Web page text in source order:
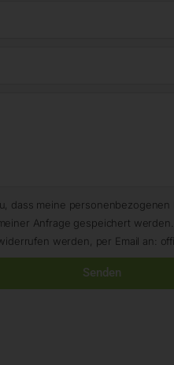
dass meine personenbezogenen
Anfrage gespeichert
werden, per Email an:
Senden